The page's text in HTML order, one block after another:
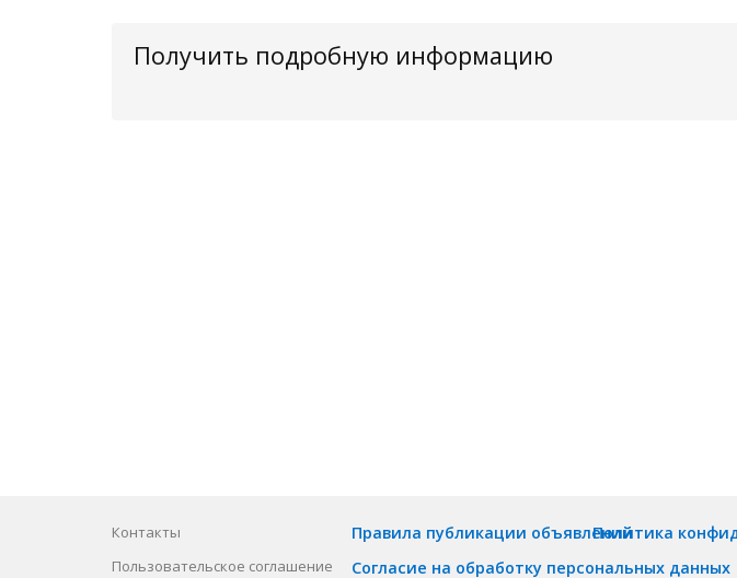
Получить подробную информацию
Контакты
Пользовательское соглашение
Правила публикации объявлений
Согласие на обработку персональных данных
Политика